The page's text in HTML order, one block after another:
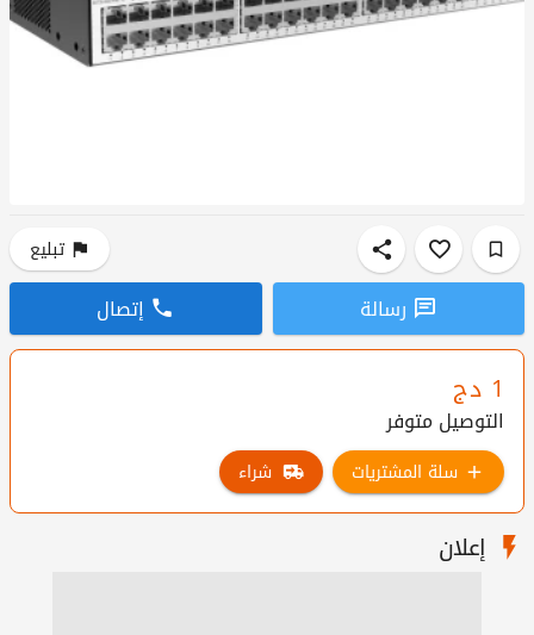
تبليع
رسالة إتصال
1 دج
التوصيل متوفر
سلة المشتريات شراء
إعلان